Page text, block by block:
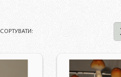
СОРТУВАТИ: